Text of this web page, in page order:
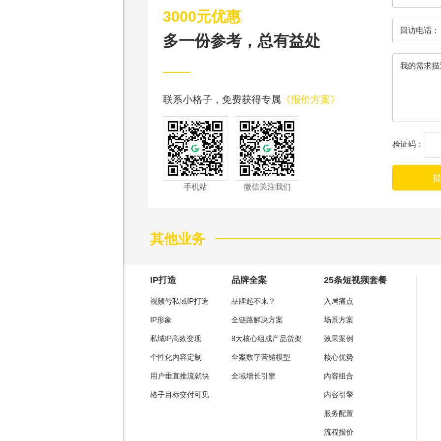
3000元优惠
多一份参考，总有益处
联系小格子，免费获得专属 《报价方案》
手机站 微信关注我们
验证码：
其他业务
IP打造
视频号私域IP打造
IP形象
私域IP高效变现
个性化内容定制
用户垂直推流就快
格子目标交付可见
品牌全案
品牌起不来？
全链路解决方案
8大核心组成产品货架
全案数字营销模型
全域增长引擎
25条短视频套餐
入局痛点
场景方案
效果案例
核心优势
内容组合
内容引擎
服务配置
流程报价